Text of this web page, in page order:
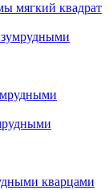
мягкий квадрат
кварцами